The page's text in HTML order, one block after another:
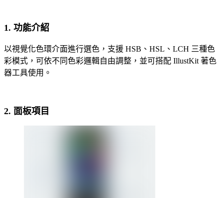
1. 功能介紹
以視覺化色環介面進行選色，支援 HSB、HSL、LCH 三種色
彩模式，可依不同色彩邏輯自由調整，並可搭配 IllustKit 著色
器工具使用。
2. 面板項目